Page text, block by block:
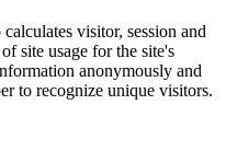
visitor, session and
site usage for the site's
anonymously and
to recognize unique visitors.